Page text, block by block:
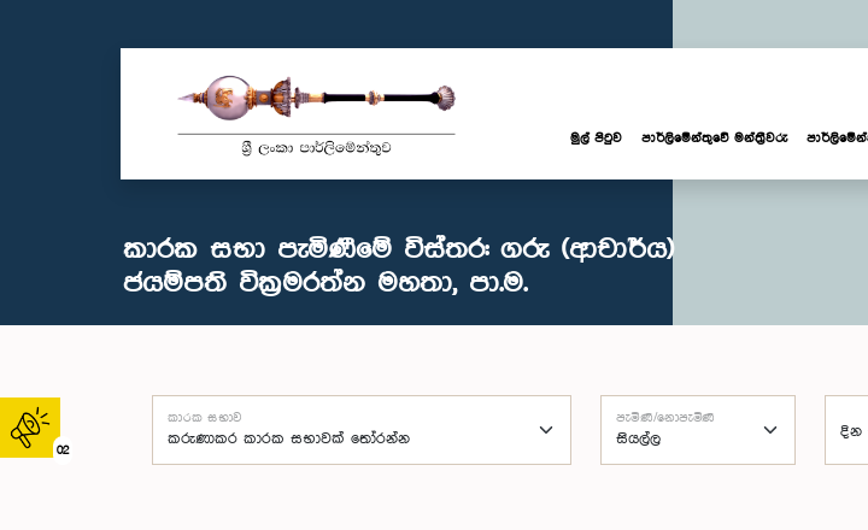
02
මුල් පිටුව පාර්ලි‌මේන්තුවේ මන්ත්‍රීවරු
කාරක සභා පැමිණීමේ විස්තර: ගරු (ආචාර්ය)
ජයම්පති වික්‍රමරත්න මහතා, පා.ම.
කාරක සභාව පැමිණි/නොපැමිණි
දින